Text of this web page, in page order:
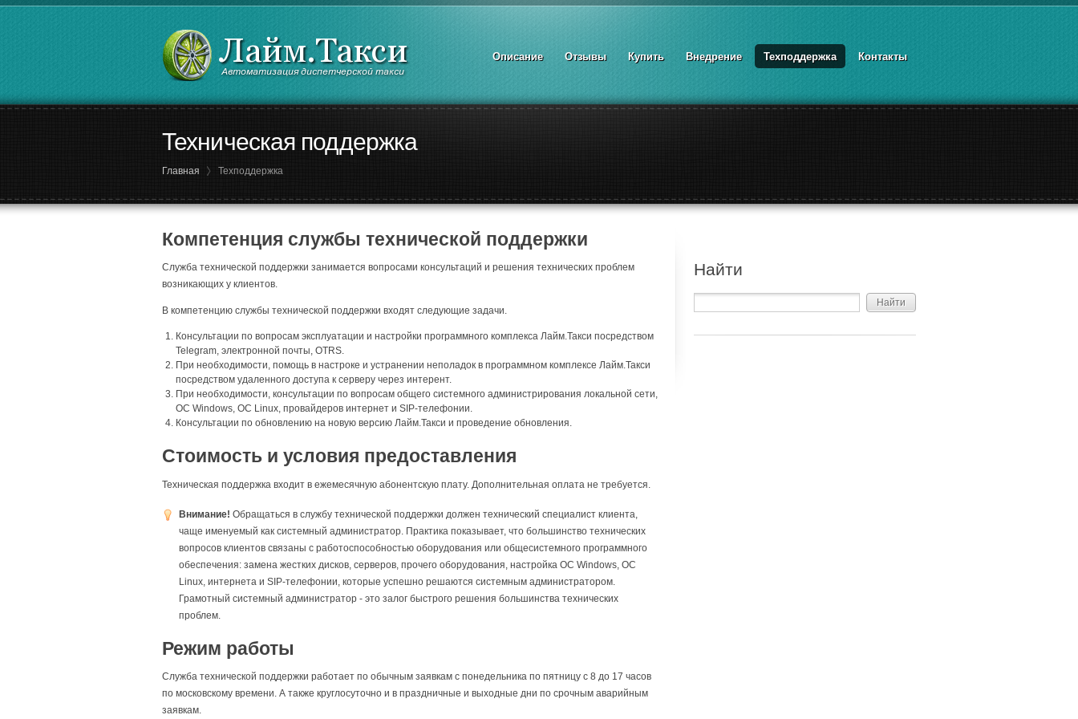
Описание Отзывы Купить Внедрение Техподдержка Контакты
Техническая поддержка
Главная Техподдержка
Компетенция службы технической поддержки
Служба технической поддержки занимается вопросами консультаций и решения технических проблем
возникающих у клиентов.
В компетенцию службы технической поддержки входят следующие задачи.
Консультации по вопросам эксплуатации и настройки программного комплекса Лайм.Такси посредством
Telegram, электронной почты, OTRS.
При необходимости, помощь в настроке и устранении неполадок в программном комплексе Лайм.Такси
посредством удаленного доступа к серверу через интерент.
При необходимости, консультации по вопросам общего системного администрирования локальной сети,
ОС Windows, ОС Linux, провайдеров интернет и SIP-телефонии.
Консультации по обновлению на новую версию Лайм.Такси и проведение обновления.
Стоимость и условия предоставления
Техническая поддержка входит в ежемесячную абонентскую плату. Дополнительная оплата не требуется.
Внимание! Обращаться в службу технической поддержки должен технический специалист клиента,
чаще именуемый как системный администратор. Практика показывает, что большинство технических
вопросов клиентов связаны с работоспособностью оборудования или общесистемного программного
обеспечения: замена жестких дисков, серверов, прочего оборудования, настройка ОС Windows, ОС
Linux, интернета и SIP-телефонии, которые успешно решаются системным администратором.
Грамотный системный администратор - это залог быстрого решения большинства технических
проблем.
Режим работы
Служба технической поддержки работает по обычным заявкам с понедельника по пятницу с 8 до 17 часов
по московскому времени. А также круглосуточно и в праздничные и выходные дни по срочным аварийным
заявкам.
Найти